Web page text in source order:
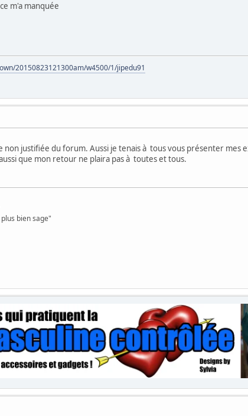
m'a manquée
20150823121300am/w4500/1/jipedu91
justifiée du forum. Aussi je tenais à tous vous présenter mes
que mon retour ne plaira pas à toutes et tous.
bien sage"